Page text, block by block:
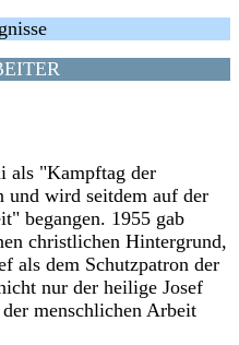
als "Kampftag der
und wird seitdem auf der
begangen. 1955 gab
christlichen Hintergrund,
als dem Schutzpatron der
nur der heilige Josef
menschlichen Arbeit